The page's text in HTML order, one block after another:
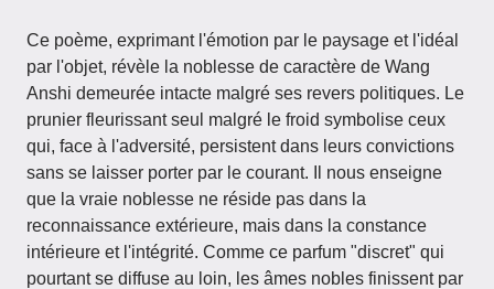
Ce poème, exprimant l'émotion par le paysage et l'idéal
par l'objet, révèle la noblesse de caractère de Wang
Anshi demeurée intacte malgré ses revers politiques. Le
prunier fleurissant seul malgré le froid symbolise ceux
qui, face à l'adversité, persistent dans leurs convictions
sans se laisser porter par le courant. Il nous enseigne
que la vraie noblesse ne réside pas dans la
reconnaissance extérieure, mais dans la constance
intérieure et l'intégrité. Comme ce parfum "discret" qui
pourtant se diffuse au loin, les âmes nobles finissent par